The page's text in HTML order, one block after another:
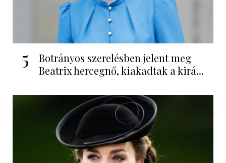
5
Botrányos szerelésben jelent meg
Beatrix hercegnő, kiakadtak a kirá...